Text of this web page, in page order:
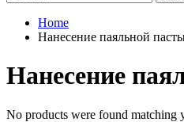
Home
Нанесение паяльной
Нанесение
No products were found matching